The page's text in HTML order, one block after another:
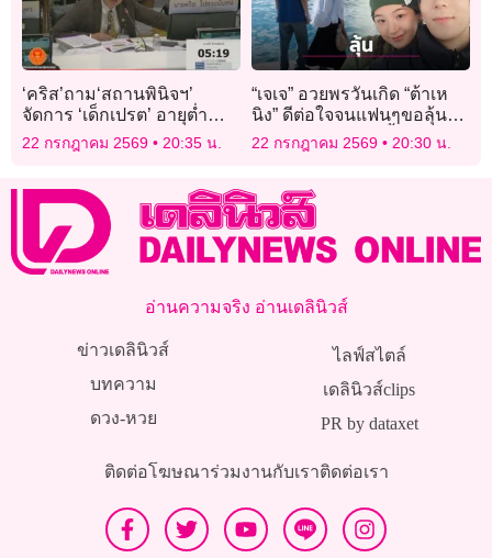
‘คริส’ถาม‘สถานพินิจฯ’
จัดการ ‘เด็กเปรต’ อายุต่ำ
กว่า15 ปี ทำผิด – ไม่ต้องรับ
โทษอย่างไร
22 กรกฎาคม 2569 20:35 น.
“เจเจ” อวยพรวันเกิด “ต้าเห
นิง” ดีต่อใจจนแฟนๆขอลุ้นให้
กลับมารักกันอีกครั้ง!
22 กรกฎาคม 2569 20:30 น.
อ่านความจริง อ่านเดลินิวส์
ข่าวเดลินิวส์
บทความ
ดวง-หวย
ไลฟ์สไตล์
เดลินิวส์clips
PR by dataxet
ติดต่อโฆษณาร่วมงานกับเราติดต่อเรา